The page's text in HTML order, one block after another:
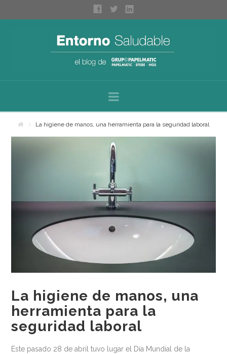
Navigation
Inicio
Bienestar personal
Higiene profesional
Medio ambiente
Recomendaciones
Centros sanitarios
Escuelas
Industria Alimentaria
La higiene de manos, una herramienta para la seguridad laboral
La higiene de manos, una
herramienta para la
seguridad laboral
Este pasado 28 de abril tuvo lugar el Día Mundial de la